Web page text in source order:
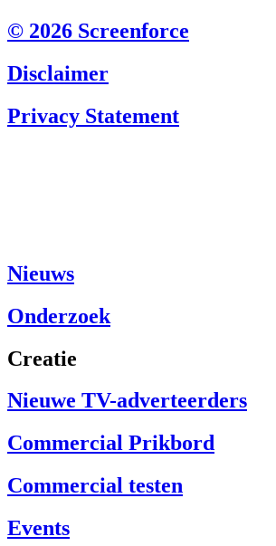
© 2026 Screenforce
Disclaimer
Privacy Statement
Nieuws
Onderzoek
Creatie
Nieuwe TV-adverteerders
Commercial Prikbord
Commercial testen
Events